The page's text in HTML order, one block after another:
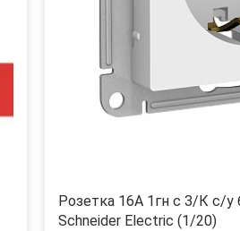
Розетка 16А 1гн с З/К с/у
Schneider Electric (1/20)